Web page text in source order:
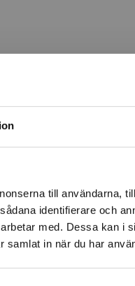
till användarna,
identifierare och
med. Dessa kan i
samlat in när du har
via en
inte leveranser utanför
köp måste
Läs mer